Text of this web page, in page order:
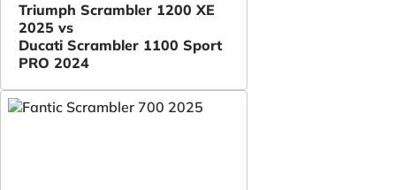
Triumph Scrambler 1200 XE
2025 vs
Ducati Scrambler 1100 Sport
PRO 2024